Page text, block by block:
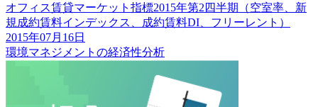
オフィス賃貸マーケット指標2015年第2四半期（空室率、新
規成約賃料インデックス、成約賃料DI、フリーレント）
2015年07月16日
環境マネジメントの経済性分析